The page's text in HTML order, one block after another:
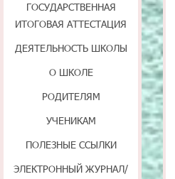
ГОСУДАРСТВЕННАЯ
ИТОГОВАЯ АТТЕСТАЦИЯ
ДЕЯТЕЛЬНОСТЬ ШКОЛЫ
О ШКОЛЕ
РОДИТЕЛЯМ
УЧЕНИКАМ
ПОЛЕЗНЫЕ ССЫЛКИ
ЭЛЕКТРОННЫЙ ЖУРНАЛ/